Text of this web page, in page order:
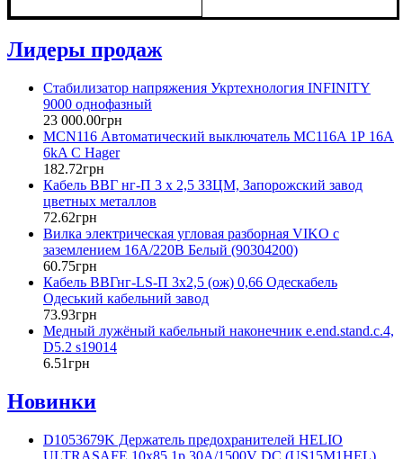
Лидеры продаж
Стабилизатор напряжения Укртехнология INFINITY
9000 однофазный
23 000.00грн
MCN116 Автоматический выключатель MC116A 1Р 16А
6kA C Hager
182.72грн
Кабель ВВГ нг-П 3 х 2,5 ЗЗЦМ, Запорожский завод
цветных металлов
72.62грн
Вилка электрическая угловая разборная VIKO с
заземлением 16А/220В Белый (90304200)
60.75грн
Кабель ВВГнг-LS-П 3х2,5 (ож) 0,66 Одескабель
Одеський кабельний завод
73.93грн
Медный лужёный кабельный наконечник e.end.stand.c.4,
D5.2 s19014
6.51грн
Новинки
D1053679K Держатель предохранителей HELIO
ULTRASAFE 10х85 1р 30A/1500V DC (US15M1HEL)